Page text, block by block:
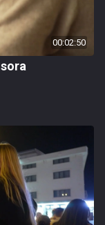
00:02:50